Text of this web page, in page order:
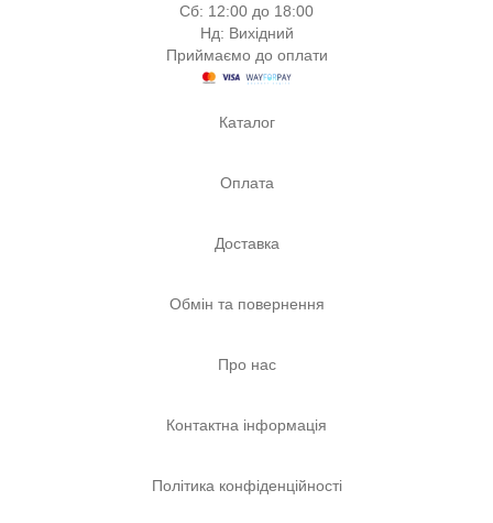
Сб: 12:00 до 18:00
Нд: Вихідний
Приймаємо до оплати
Каталог
Оплата
Доставка
Обмін та повернення
Про нас
Контактна інформація
Політика конфіденційності